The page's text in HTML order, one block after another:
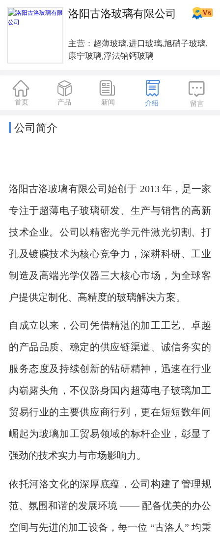
洛阳古洛玻璃有限公司
主营： 超薄玻璃,进口玻璃,旭硝子玻璃,
康宁玻璃,浮法钠钙玻璃

首页

产品

新闻

介绍

留言
公司简介
洛阳古洛玻璃有限公司始创于 2013 年，是一家
专注于超薄电子玻璃研发、生产与销售的高新
技术企业。公司以精密光学元件激光切割、打
孔及镀膜技术为核心竞争力，深耕科研、工业
制造及高端光学仪器三大核心市场，为全球客
户提供定制化、高精度的玻璃解决方案。
自成立以来，公司凭借精湛的加工工艺、卓越
的产品品质、稳定的供应链渠道、诚信务实的
服务态度及持续创新的钻研精神，迅速在行业
内崭露头角，不仅跻身国内超薄电子玻璃加工
贸易行业的主要供应商行列，更在短短数年间
崛起为玻璃加工贸易领域的标杆企业，彰显了
强劲的技术实力与市场影响力。
依托河洛文化的深厚底蕴，公司构建了管理规
范、氛围和谐的发展环境 —— 配备优美的办公
空间与先进的加工设备，每一位 “古洛人” 均秉